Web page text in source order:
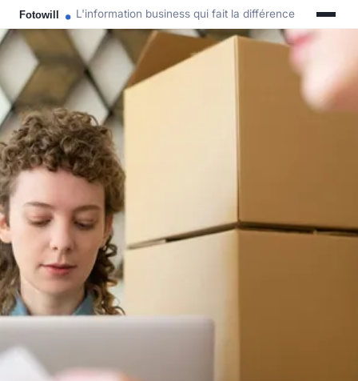
L'information business qui fait la différence